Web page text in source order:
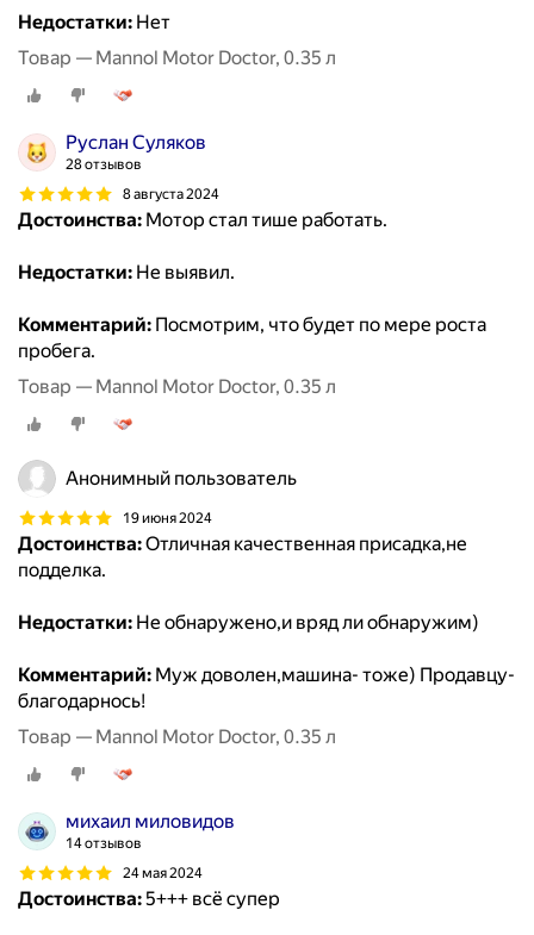
Недостатки: Нет
Товар — Mannol Motor Doctor, 0.35 л
Руслан Суляков
28 отзывов
8 августа 2024
Достоинства: Мотор стал тише работать.
Недостатки: Не выявил.
Комментарий: Посмотрим, что будет по мере роста
пробега.
Товар — Mannol Motor Doctor, 0.35 л
Анонимный пользователь
19 июня 2024
Достоинства:Отличная качественная присадка,не
подделка.
Недостатки: Не обнаружено,и вряд ли обнаружим)
Комментарий: Муж доволен,машина- тоже) Продавцу-
благодарнось!
Товар — Mannol Motor Doctor, 0.35 л
михаил миловидов
14 отзывов
24 мая 2024
Достоинства:5+++ всё супер